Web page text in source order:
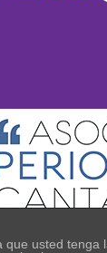
que usted